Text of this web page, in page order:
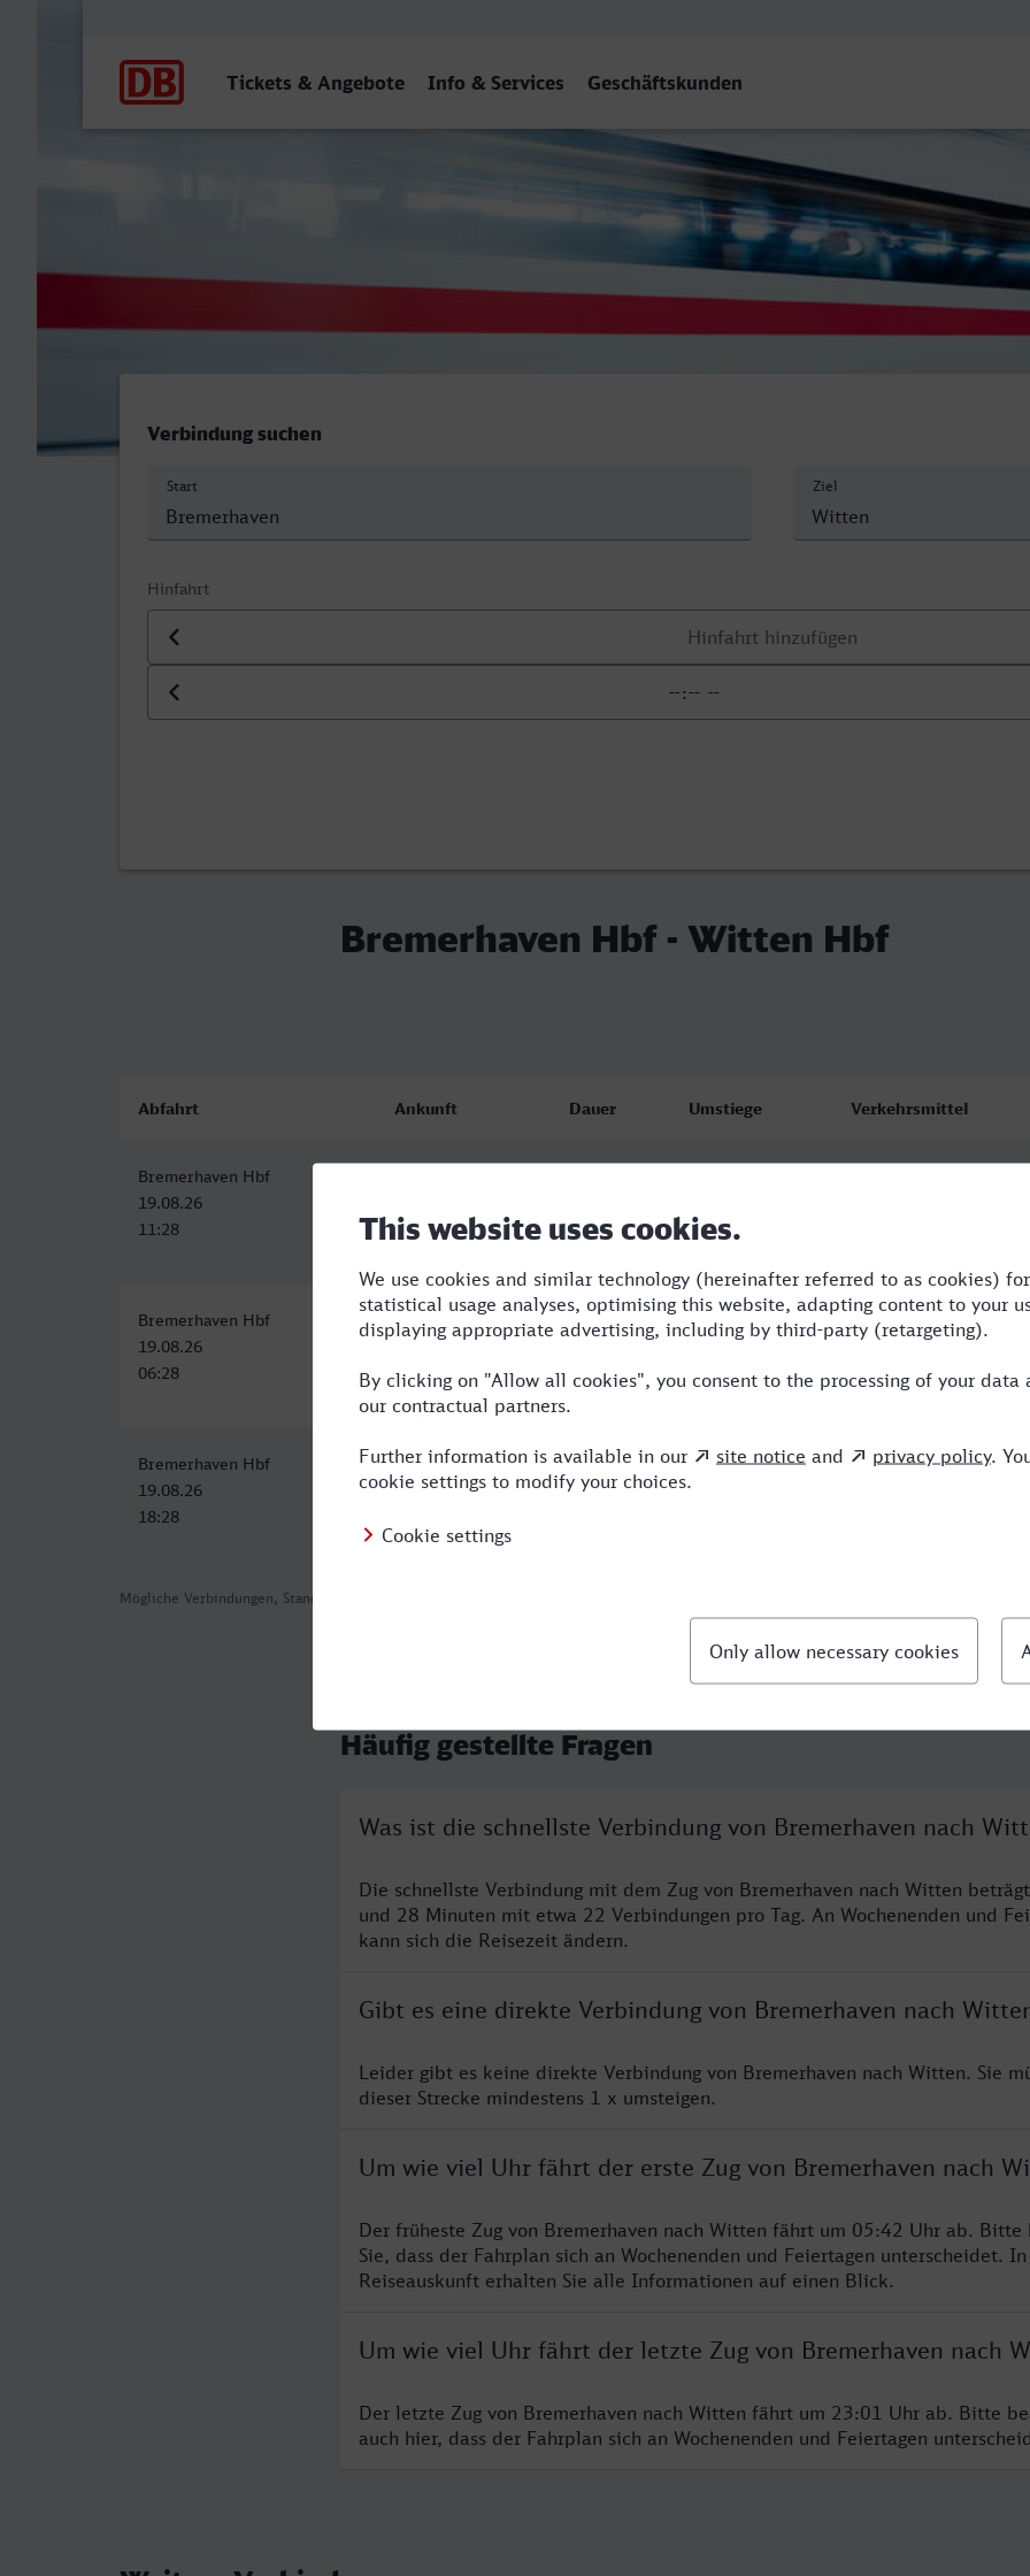
Tickets & Angebote Info & Services Geschäftskunden
Bremerhaven Hbf - Witten Hbf
Verbindung suchen
Start Ziel
Hinfahrt
Datum der Hinfahrt
Uhrzeit der Hinfahrt
Bremerhaven Hbf - Witten Hbf
Mögliche Verbindungen, Stand: 2026-08-05 07:05
Abfahrt Ankunft Dauer Umstiege Verkehrsmittel
Bremerhaven Hbf
19.08.26
11:28
14:56
Bremerhaven Hbf
19.08.26
06:28
Witten Hbf
19.08.26
10:18
3:50 2 RE,ICE,NX
Bremerhaven Hbf
19.08.26
18:28
Witten Hbf
19.08.26
3:49 2 RE,ICE,NX
Häufig gestellte Fragen
Was ist die schnellste Verbindung von Bremerhaven nach
Die schnellste Verbindung mit dem Zug von Bremerhaven nach Witten
und 28 Minuten mit etwa 22 Verbindungen pro Tag. An Wochenenden und
kann sich die Reisezeit ändern.
Gibt es eine direkte Verbindung von Bremerhaven nach
Leider gibt es keine direkte Verbindung von Bremerhaven nach Witten. Sie
dieser Strecke mindestens 1 x umsteigen.
Um wie viel Uhr fährt der erste Zug von Bremerhaven nach
Der früheste Zug von Bremerhaven nach Witten fährt um 05:42 Uhr ab. Bitte
Sie, dass der Fahrplan sich an Wochenenden und Feiertagen unterscheidet.
Reiseauskunft erhalten Sie alle Informationen auf einen Blick.
Um wie viel Uhr fährt der letzte Zug von Bremerhaven nach
Der letzte Zug von Bremerhaven nach Witten fährt um 23:01 Uhr ab. Bitte
auch hier, dass der Fahrplan sich an Wochenenden und Feiertagen